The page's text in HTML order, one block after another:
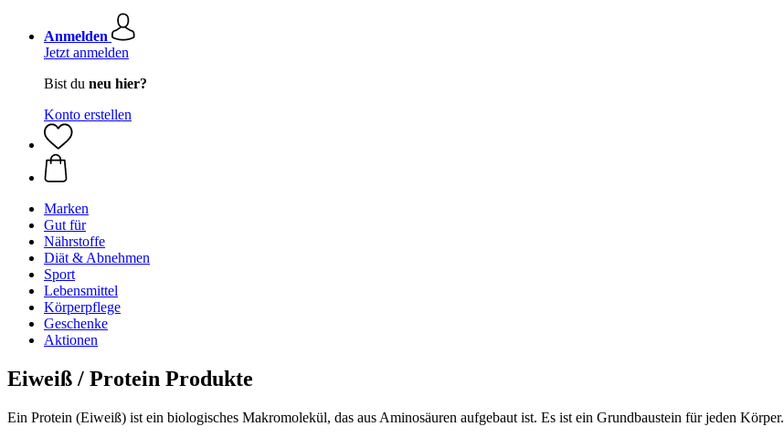
Anmelden
Jetzt anmelden
Bist du neu hier?
Konto erstellen
Marken
Gut für
Nährstoffe
Diät & Abnehmen
Sport
Lebensmittel
Körperpflege
Geschenke
Aktionen
Eiweiß / Protein Produkte
Ein Protein (Eiweiß) ist ein biologisches Makromolekül, das aus Aminosäuren aufgebaut ist. Es ist ein Grundbaustein für jeden Körper.